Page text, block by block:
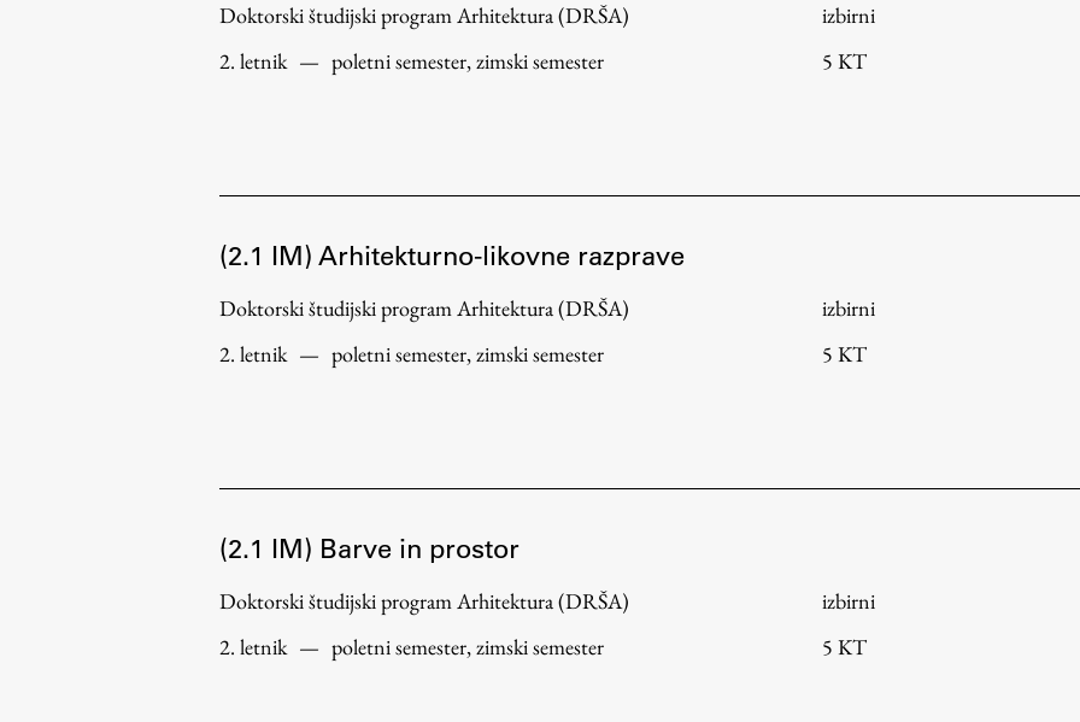
Razvojno sodelovanje in humanitarna
Doktorski študijski program Arhitektura (DRŠA)
2. letnik — poletni semester, zimski semester
izbirni
5 KT
(2.1 IM) Arhitekturno-likovne razprave
Doktorski študijski program Arhitektura (DRŠA)
2. letnik — poletni semester, zimski semester
izbirni
5 KT
(2.1 IM) Barve in prostor
Doktorski študijski program Arhitektura (DRŠA)
2. letnik — poletni semester, zimski semester
izbirni
5 KT